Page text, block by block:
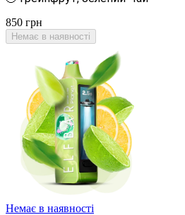
850 грн
Немає в наявності
Немає в наявності